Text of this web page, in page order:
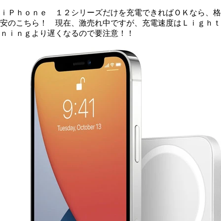
ｉＰｈｏｎｅ １２シリーズだけを充電できればＯＫなら、格
安のこちら！ 現在、激売れ中ですが、充電速度はＬｉｇｈｔ
ｎｉｎｇより遅くなるので要注意！！